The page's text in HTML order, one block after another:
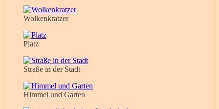
Wolkenkratzer
Platz
Straße in der Stadt
Himmel und Garten